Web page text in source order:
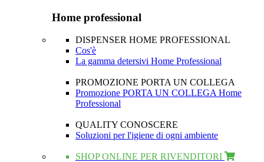
Home professional
DISPENSER HOME PROFESSIONAL
Cos'è
La gamma detersivi Home Professional
PROMOZIONE PORTA UN COLLEGA
Promozione PORTA UN COLLEGA Home
Professional
QUALITY CONOSCERE
Soluzioni per l'igiene di ogni ambiente
SHOP ONLINE PER RIVENDITORI